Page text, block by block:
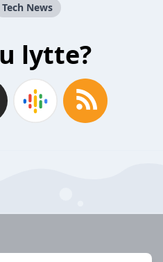
Tech News
lytte?